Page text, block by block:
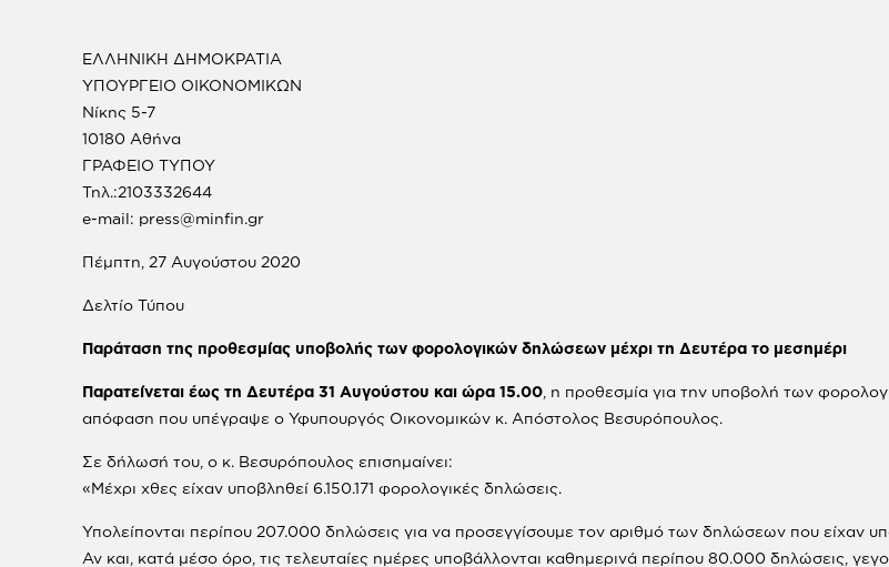
ΕΛΛΗΝΙΚΗ ΔΗΜΟΚΡΑΤΙΑ
ΥΠΟΥΡΓΕΙΟ ΟΙΚΟΝΟΜΙΚΩΝ
Νίκης 5-7
10180 Αθήνα
ΓΡΑΦΕΙΟ ΤΥΠΟΥ
Τηλ.:2103332644
e-mail: press@minfin.gr
Πέμπτη, 27 Αυγούστου 2020
Δελτίο Τύπου
Παράταση της προθεσμίας υποβολής των φορολογικών δηλώσεων μέχρι τη Δευτέρα το μεσημέρι
Παρατείνεται έως τη Δευτέρα 31 Αυγούστου και ώρα 15.00 , η προθεσμία για την υποβολή των
απόφαση που υπέγραψε ο Υφυπουργός Οικονομικών κ. Απόστολος Βεσυρόπουλος.
Σε δήλωσή του, ο κ. Βεσυρόπουλος επισημαίνει:
«Μέχρι χθες είχαν υποβληθεί 6.150.171 φορολογικές δηλώσεις.
Υπολείπονται περίπου 207.000 δηλώσεις για να προσεγγίσουμε τον αριθμό των δηλώσεων που είχαν
Αν και, κατά μέσο όρο, τις τελευταίες ημέρες υποβάλλονται καθημερινά περίπου 80.000 δηλώσεις,